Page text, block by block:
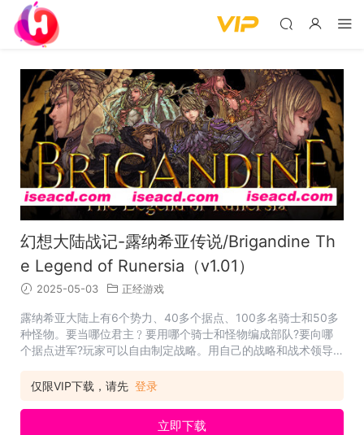
幻想大陆战记-露纳希亚传说/Brigandine Th
e Legend of Runersia（v1.01）
2025-05-03 正经游戏
露纳希亚大陆上有6个势力、40多个据点、100多名骑士和50多
种怪物。要当哪位君主﹖要用哪个骑士和怪物编成部队?要向哪
个据点进军?玩家可以自由制定战略。用自己的战略和战术领导
Runersia 类型:策略 开发商: Happinet, Matrix发行商: Happinet
仅限VIP下载，请先 登录
立即下载